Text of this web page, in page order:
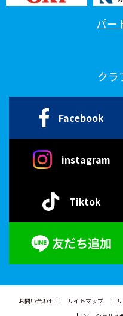
パー
クラ
Facebook
instagram
Tiktok
お問い合わせ サイトマップ